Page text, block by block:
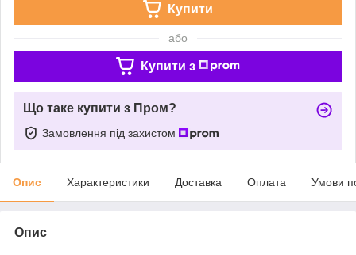
Купити
або
Купити з
Що таке купити з Пром?
Замовлення під захистом
Опис Характеристики Доставка Оплата Умови
Опис